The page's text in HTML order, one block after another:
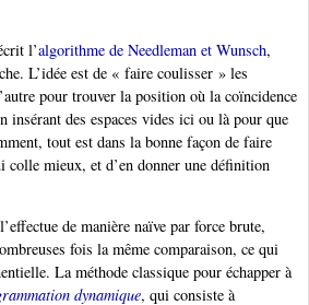
l’algorithme de Needleman et Wunsch,
L’idée est de « faire coulisser » les
pour trouver la position où la coïncidence
insérant des espaces vides ici ou là pour que
tout est dans la bonne façon de faire
colle mieux, et d’en donner une définition
de manière naïve par force brute,
fois la même comparaison, ce qui
La méthode classique pour échapper à
dynamique, qui consiste à